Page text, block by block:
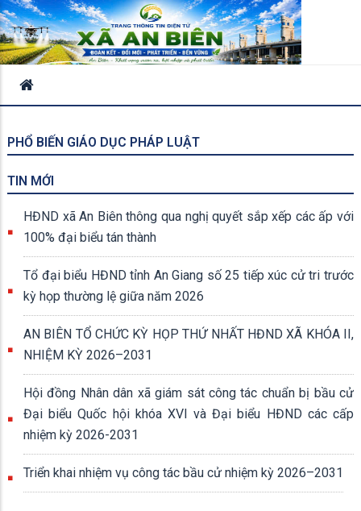
PHỔ BIẾN GIÁO DỤC PHÁP LUẬT
TIN MỚI
HĐND xã An Biên thông qua nghị quyết sắp xếp các ấp với
100% đại biểu tán thành
Tổ đại biểu HĐND tỉnh An Giang số 25 tiếp xúc cử tri trước
kỳ họp thường lệ giữa năm 2026
AN BIÊN TỔ CHỨC KỲ HỌP THỨ NHẤT HĐND XÃ KHÓA II,
NHIỆM KỲ 2026–2031
Hội đồng Nhân dân xã giám sát công tác chuẩn bị bầu cử
Đại biểu Quốc hội khóa XVI và Đại biểu HĐND các cấp
nhiệm kỳ 2026-2031
Triển khai nhiệm vụ công tác bầu cử nhiệm kỳ 2026–2031